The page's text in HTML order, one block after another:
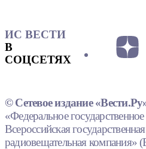
ИС ВЕСТИ
В
СОЦСЕТЯХ
© Сетевое издание
«Федеральное
Всероссийская
радиовещательная компания»